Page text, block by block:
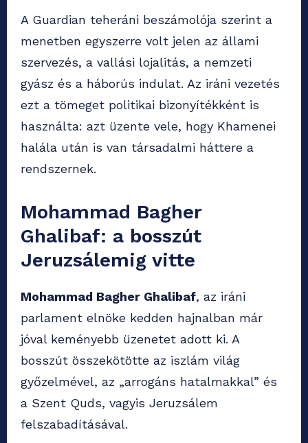
A Guardian teheráni beszámolója szerint a
menetben egyszerre volt jelen az állami
szervezés, a vallási lojalitás, a nemzeti
gyász és a háborús indulat. Az iráni vezetés
ezt a tömeget politikai bizonyítékként is
használta: azt üzente vele, hogy Khamenei
halála után is van társadalmi háttere a
rendszernek.
Mohammad Bagher
Ghalibaf: a bosszút
Jeruzsálemig vitte
Mohammad Bagher Ghalibaf, az iráni
parlament elnöke kedden hajnalban már
jóval keményebb üzenetet adott ki. A
bosszút összekötötte az iszlám világ
győzelmével, az „arrogáns hatalmakkal” és
a Szent Quds, vagyis Jeruzsálem
felszabadításával.